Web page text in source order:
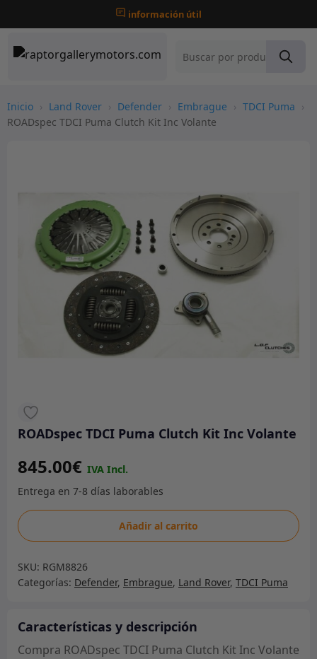
información útil
Inicio › Land Rover › Defender › Embrague › TDCI Puma ›
ROADspec TDCI Puma Clutch Kit Inc Volante
ROADspec TDCI Puma Clutch Kit Inc Volante
845.00€
ROADspec
TDCI
Clutch
Kit
Volante
Añadir al carrito
SKU: RGM8826
Categorías: Defender, Embrague, Land Rover, TDCI Puma
Características y descripción
Compra ROADspec TDCI Puma Clutch Kit Inc Volante